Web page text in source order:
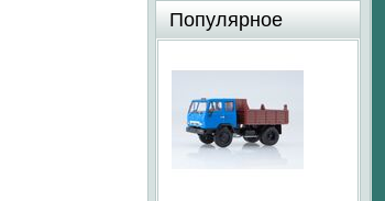
Популярное